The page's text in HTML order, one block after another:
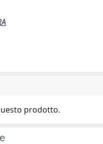
prodotto.